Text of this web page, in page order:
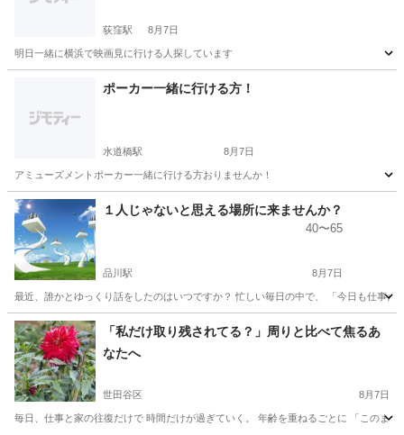
荻窪駅 8月7日
明日一緒に横浜で映画見に行ける人探しています
荻窪駅 その他
ポーカー一緒に行ける方！
水道橋駅 8月7日
アミューズメントポーカー一緒に行ける方おりませんか！
東京 千代田区 水道橋駅 その他
１人じゃないと思える場所に来ませんか？
40〜65
品川駅 8月7日
最近、誰かとゆっくり話をしたのはいつですか？ 忙しい毎日の中で、 「今日も仕事
東京 港区 品川駅 その他 毎日
「私だけ取り残されてる？」周りと比べて焦るあ
なたへ
世田谷区 8月7日
毎日、仕事と家の往復だけで 時間だけが過ぎていく。 年齢を重ねるごとに 「このま